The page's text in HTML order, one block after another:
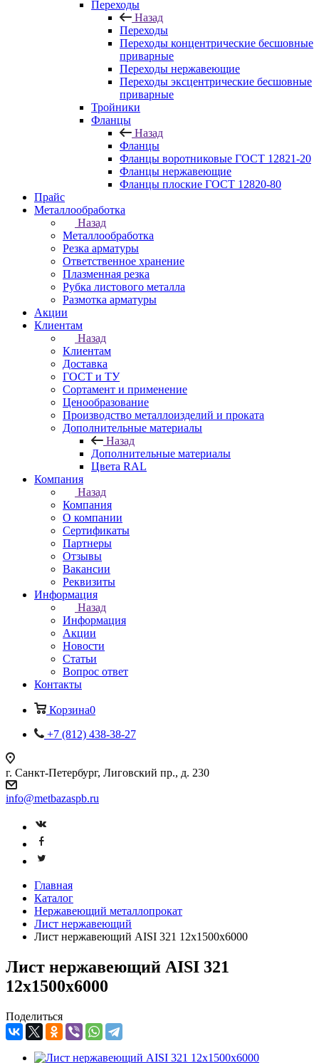
Переходы
Назад
Переходы
Переходы концентрические бесшовные
приварные
Переходы нержавеющие
Переходы эксцентрические бесшовные
приварные
Тройники
Фланцы
Назад
Фланцы
Фланцы воротниковые ГОСТ 12821-20
Фланцы нержавеющие
Фланцы плоские ГОСТ 12820-80
Прайс
Металлообработка
Назад
Металлообработка
Резка арматуры
Ответственное хранение
Плазменная резка
Рубка листового металла
Размотка арматуры
Акции
Клиентам
Назад
Клиентам
Доставка
ГОСТ и ТУ
Сортамент и применение
Ценообразование
Производство металлоизделий и проката
Дополнительные материалы
Назад
Дополнительные материалы
Цвета RAL
Компания
Назад
Компания
О компании
Сертификаты
Партнеры
Отзывы
Вакансии
Реквизиты
Информация
Назад
Информация
Акции
Новости
Статьи
Вопрос ответ
Контакты
Корзина0
+7 (812) 438-38-27
г. Санкт-Петербург, Лиговский пр., д. 230
info@metbazaspb.ru
Главная
Каталог
Нержавеющий металлопрокат
Лист нержавеющий
Лист нержавеющий AISI 321 12х1500х6000
Лист нержавеющий AISI 321
12х1500х6000
Поделиться